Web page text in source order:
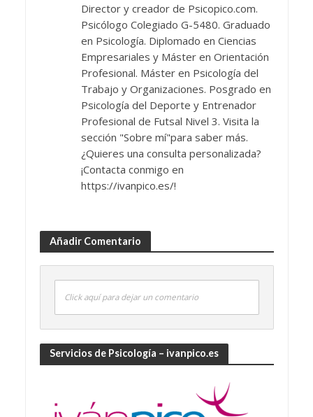
Director y creador de Psicopico.com.
Psicólogo Colegiado G-5480. Graduado
en Psicología. Diplomado en Ciencias
Empresariales y Máster en Orientación
Profesional. Máster en Psicología del
Trabajo y Organizaciones. Posgrado en
Psicología del Deporte y Entrenador
Profesional de Futsal Nivel 3. Visita la
sección "Sobre mí"para saber más.
¿Quieres una consulta personalizada?
¡Contacta conmigo en
https://ivanpico.es/!
Añadir Comentario
Click aquí para dejar un comentario
Servicios de Psicología – ivanpico.es